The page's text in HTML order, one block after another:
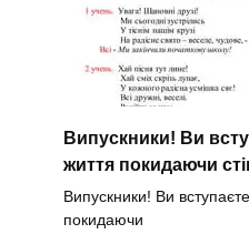
Випускники! Ви
життя покидаючи
Випускники! Ви
покидаючи